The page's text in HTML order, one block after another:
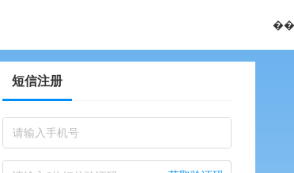
短信注册
请输入手机号